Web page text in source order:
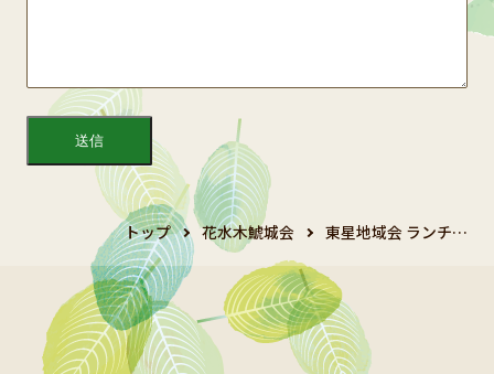
トップ 花水木鯱城会 東星地域会 ランチ…